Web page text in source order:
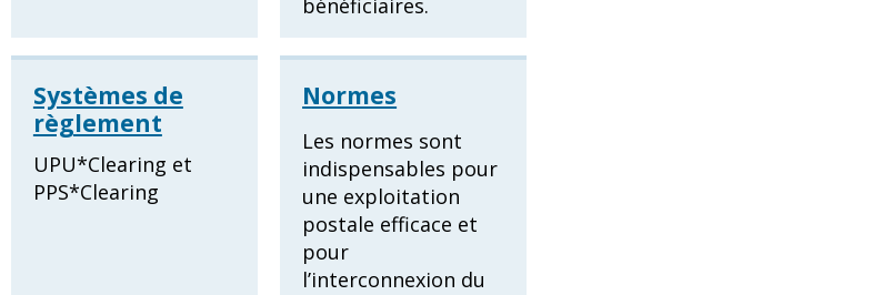
bénéficiaires.
Systèmes de
règlement
UPU*Clearing et
PPS*Clearing
Normes
Les normes sont
indispensables pour
une exploitation
postale efficace et
pour
l’interconnexion du